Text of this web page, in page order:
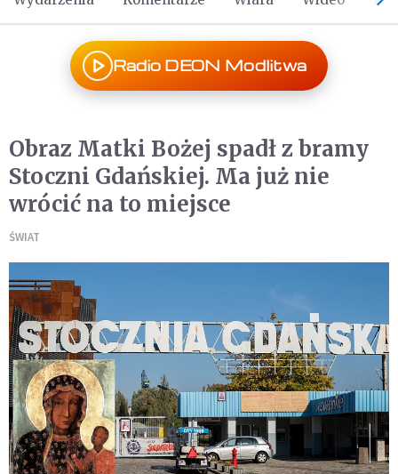
Radio DEON Modlitwa
Obraz Matki Bożej spadł z bramy
Stoczni Gdańskiej. Ma już nie
wrócić na to miejsce
ŚWIAT